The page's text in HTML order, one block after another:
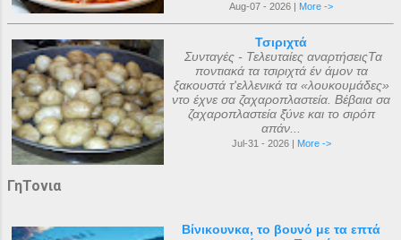
Aug-07 - 2026 | More ->
Τσιριχτά
Συνταγές - Τελευταίες αναρτήσειςΤα
ποντιακά τα τσιριχτά έν άμον τα
ξακουστά τ'ελλενικά τα «λουκουμάδες»
ντο έχνε σα ζαχαροπλαστεία. Βέβαια σα
ζαχαροπλαστεία ξ̌ύνε και το σιρόπ
απάν...
Jul-31 - 2026 | More ->
ΓηΤονια
Βίνικουνκα, το βουνό με τα επτά